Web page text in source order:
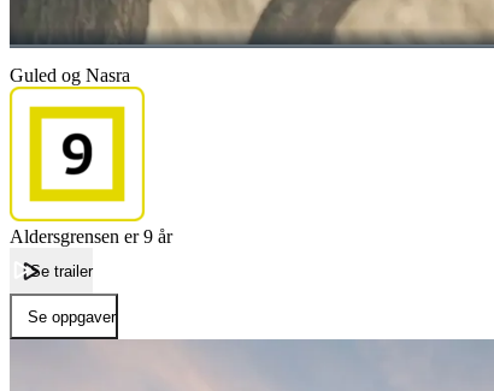
Guled og Nasra
Aldersgrensen er 9 år
Se trailer
Se oppgaver